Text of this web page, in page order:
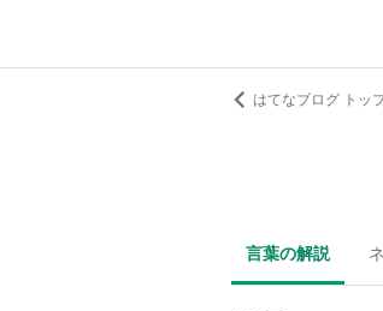
はてなブログ トッ
言葉の解説